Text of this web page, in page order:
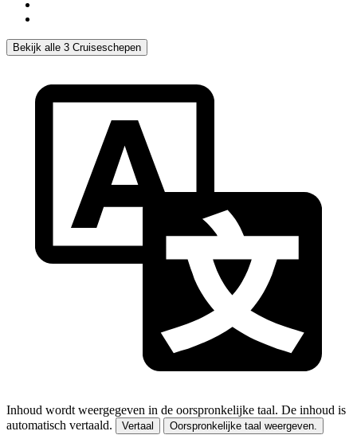
Bekijk alle 3 Cruiseschepen
Inhoud wordt weergegeven in de oorspronkelijke taal. De inhoud is
automatisch vertaald.
Vertaal Oorspronkelijke taal weergeven.